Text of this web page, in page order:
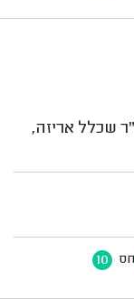
משרד בגודל 300 מ"ר שכלל אריזה,
10